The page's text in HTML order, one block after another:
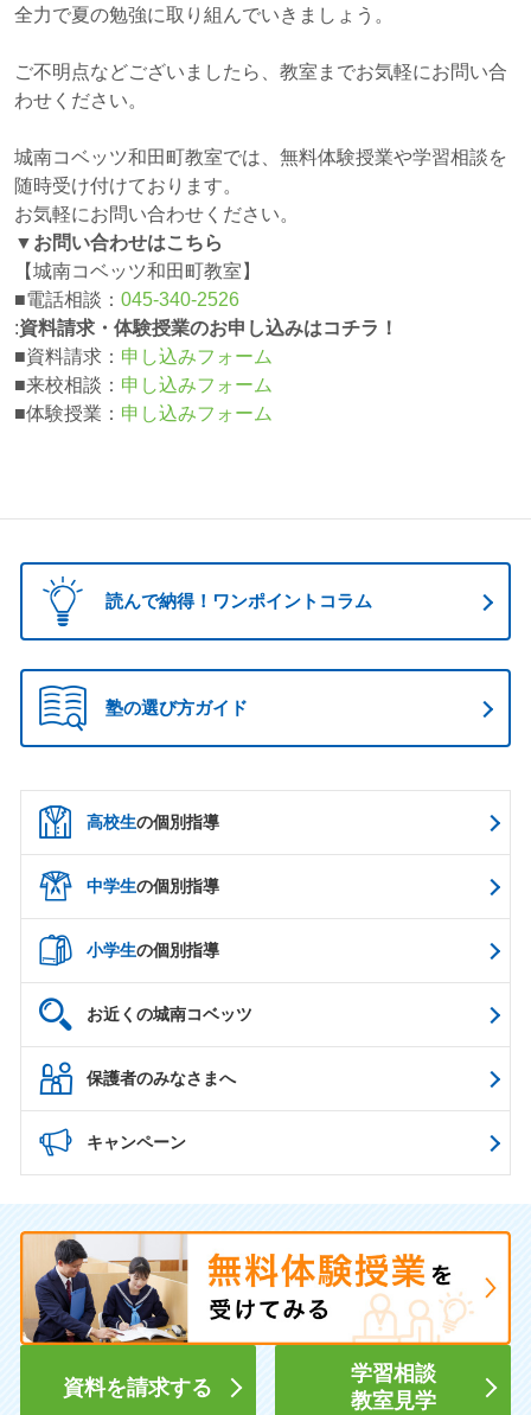
全力で夏の勉強に取り組んでいきましょう。
ご不明点などございましたら、教室までお気軽にお問い合
わせください。
城南コベッツ和田町教室では、無料体験授業や学習相談を
随時受け付けております。
お気軽にお問い合わせください。
▼お問い合わせはこちら
【城南コベッツ和田町教室】
■電話相談： 045-340-2526
:資料請求・体験授業のお申し込みはコチラ！
■資料請求： 申し込みフォーム
■来校相談： 申し込みフォーム
■体験授業： 申し込みフォーム
読んで納得！ワンポイントコラム
塾の選び方ガイド
高校生の個別指導
中学生の個別指導
小学生の個別指導
お近くの城南コベッツ
保護者のみなさまへ
キャンペーン
資料を請求する
学習相談
教室見学